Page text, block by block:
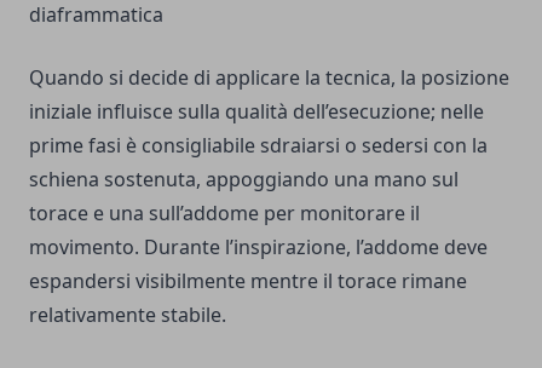
diaframmatica
Quando si decide di applicare la tecnica, la posizione
iniziale influisce sulla qualità dell’esecuzione; nelle
prime fasi è consigliabile sdraiarsi o sedersi con la
schiena sostenuta, appoggiando una mano sul
torace e una sull’addome per monitorare il
movimento. Durante l’inspirazione, l’addome deve
espandersi visibilmente mentre il torace rimane
relativamente stabile.